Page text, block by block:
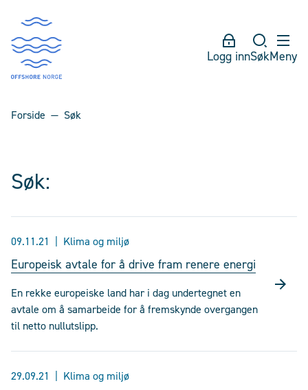
Logg innSøkMeny
Forside Søk
Søk:
09.11.21 Klima og miljø
Europeisk avtale for å drive fram renere energi
En rekke europeiske land har i dag undertegnet en
avtale om å samarbeide for å fremskynde overgangen
til netto nullutslipp.
29.09.21 Klima og miljø